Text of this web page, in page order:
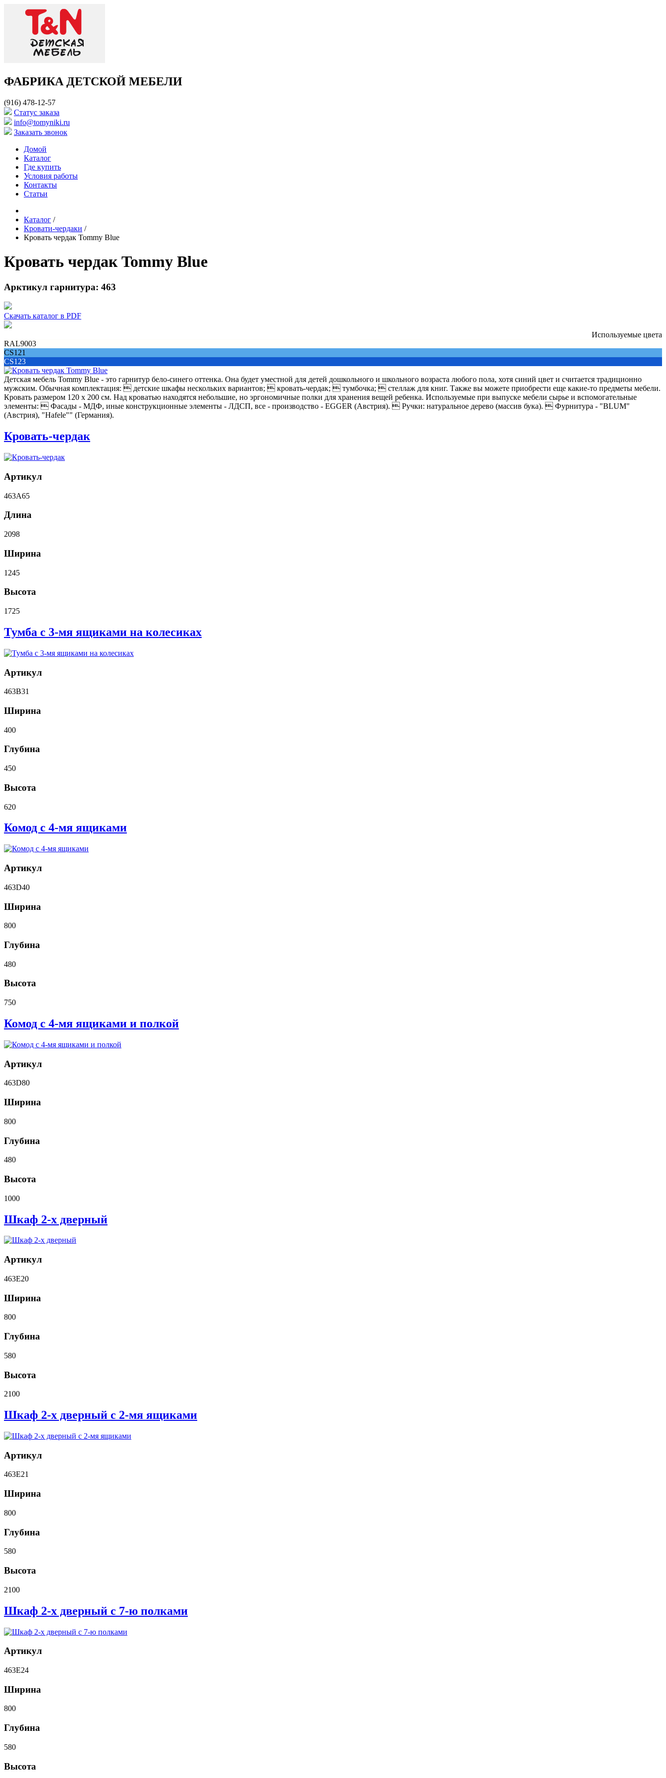
ФАБРИКА ДЕТСКОЙ МЕБЕЛИ
(916) 478-12-57
Cтатус заказа
info@tomyniki.ru
Заказать звонок
Домой
Каталог
Где купить
Условия работы
Контакты
Статьи
Каталог /
Кровати-чердаки /
Кровать чердак Tommy Blue
Кровать чердак Tommy Blue
Арктикул гарнитура: 463
Скачать каталог в PDF
Используемые цвета
RAL9003
CS121
CS123
Детская мебель Tommy Blue - это гарнитур бело-синего оттенка. Она будет уместной для детей дошкольного и школьного возраста любого пола, хотя синий цвет и считается традиционно
мужским. Обычная комплектация:  детские шкафы нескольких вариантов;  кровать-чердак;  тумбочка;  стеллаж для книг. Также вы можете приобрести еще какие-то предметы мебели.
Кровать размером 120 х 200 см. Над кроватью находятся небольшие, но эргономичные полки для хранения вещей ребенка. Используемые при выпуске мебели сырье и вспомогательные
элементы:  Фасады - МДФ, иные конструкционные элементы - ЛДСП, все - производство - EGGER (Австрия).  Ручки: натуральное дерево (массив бука).  Фурнитура - "BLUM"
(Австрия), "Hafele"" (Германия).
Кровать-чердак
Артикул
463A65
Длина
2098
Ширина
1245
Высота
1725
Тумба с 3-мя ящиками на колесиках
Артикул
463B31
Ширина
400
Глубина
450
Высота
620
Комод с 4-мя ящиками
Артикул
463D40
Ширина
800
Глубина
480
Высота
750
Комод с 4-мя ящиками и полкой
Артикул
463D80
Ширина
800
Глубина
480
Высота
1000
Шкаф 2-х дверный
Артикул
463E20
Ширина
800
Глубина
580
Высота
2100
Шкаф 2-х дверный с 2-мя ящиками
Артикул
463E21
Ширина
800
Глубина
580
Высота
2100
Шкаф 2-х дверный с 7-ю полками
Артикул
463E24
Ширина
800
Глубина
580
Высота